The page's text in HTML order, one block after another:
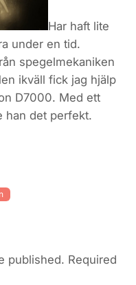
Har haft lite
under en tid.
spegelmekaniken
ikväll fick jag hjälp
D7000. Med ett
han det perfekt.
published. Required